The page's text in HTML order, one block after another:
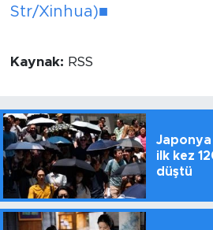
Str/Xinhua)■
Kaynak: RSS
Japonya
ilk kez
düştü